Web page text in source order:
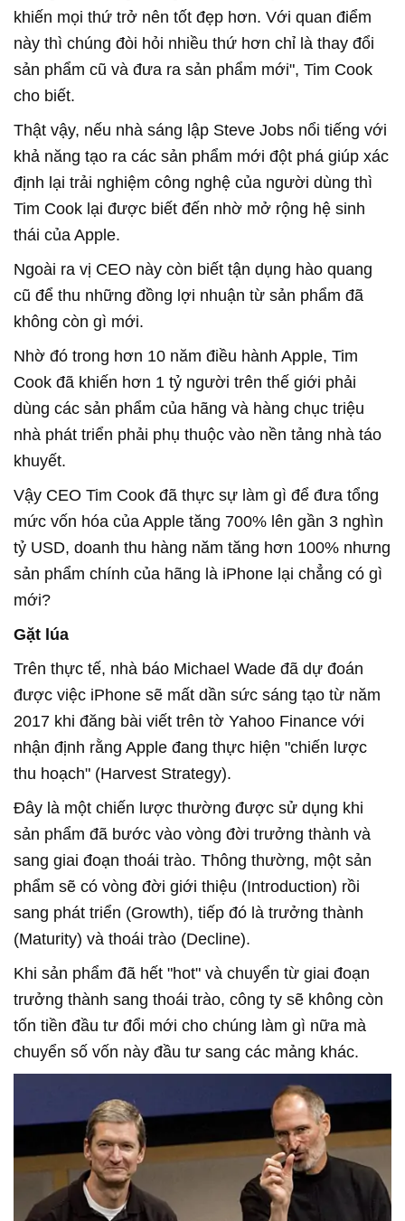
khiến mọi thứ trở nên tốt đẹp hơn. Với quan điểm
này thì chúng đòi hỏi nhiều thứ hơn chỉ là thay đổi
sản phẩm cũ và đưa ra sản phẩm mới", Tim Cook
cho biết.
Thật vậy, nếu nhà sáng lập Steve Jobs nổi tiếng với
khả năng tạo ra các sản phẩm mới đột phá giúp xác
định lại trải nghiệm công nghệ của người dùng thì
Tim Cook lại được biết đến nhờ mở rộng hệ sinh
thái của Apple.
Ngoài ra vị CEO này còn biết tận dụng hào quang
cũ để thu những đồng lợi nhuận từ sản phẩm đã
không còn gì mới.
Nhờ đó trong hơn 10 năm điều hành Apple, Tim
Cook đã khiến hơn 1 tỷ người trên thế giới phải
dùng các sản phẩm của hãng và hàng chục triệu
nhà phát triển phải phụ thuộc vào nền tảng nhà táo
khuyết.
Vậy CEO Tim Cook đã thực sự làm gì để đưa tổng
mức vốn hóa của Apple tăng 700% lên gần 3 nghìn
tỷ USD, doanh thu hàng năm tăng hơn 100% nhưng
sản phẩm chính của hãng là iPhone lại chẳng có gì
mới?
Gặt lúa
Trên thực tế, nhà báo Michael Wade đã dự đoán
được việc iPhone sẽ mất dần sức sáng tạo từ năm
2017 khi đăng bài viết trên tờ Yahoo Finance với
nhận định rằng Apple đang thực hiện "chiến lược
thu hoạch" (Harvest Strategy).
Đây là một chiến lược thường được sử dụng khi
sản phẩm đã bước vào vòng đời trưởng thành và
sang giai đoạn thoái trào. Thông thường, một sản
phẩm sẽ có vòng đời giới thiệu (Introduction) rồi
sang phát triển (Growth), tiếp đó là trưởng thành
(Maturity) và thoái trào (Decline).
Khi sản phẩm đã hết "hot" và chuyển từ giai đoạn
trưởng thành sang thoái trào, công ty sẽ không còn
tốn tiền đầu tư đổi mới cho chúng làm gì nữa mà
chuyển số vốn này đầu tư sang các mảng khác.